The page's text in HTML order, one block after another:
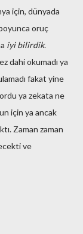
için, dünyada
oruç
iyi bilirdik.
dahi okumadı ya
fakat yine
ya zekata ne
için ya ancak
Zaman zaman
ve